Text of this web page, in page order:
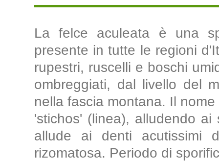
La felce aculeata è una
presente in tutte le regioni
rupestri, ruscelli e boschi
ombreggiati, dal livello del
nella fascia montana. Il
'stichos' (linea), alludendo
allude ai denti acutissimi
rizomatosa. Periodo di